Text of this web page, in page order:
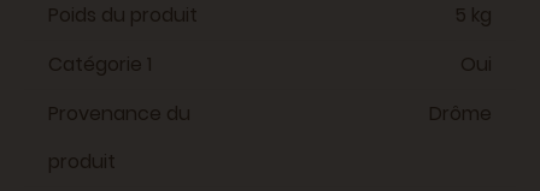
Poids du produit
5 kg
Catégorie 1
Oui
Provenance du
produit
Drôme